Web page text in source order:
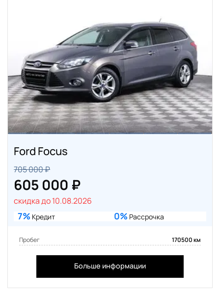
Ford Focus
705 000 ₽
605 000 ₽
скидка до 10.08.2026
7% Кредит 0% Рассрочка
Пробег 170500 км
Больше информации